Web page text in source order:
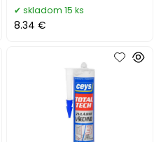
skladom 15 ks
8.34 €